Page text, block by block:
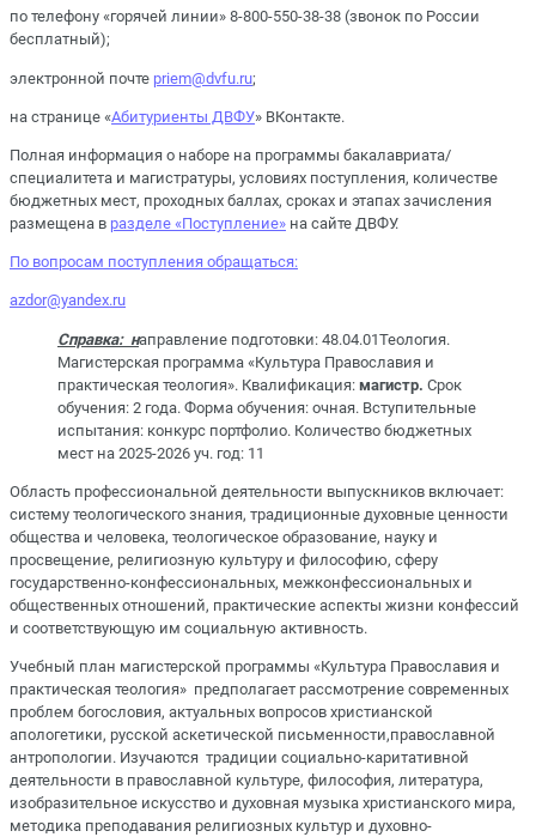
по телефону «горячей линии» 8-800-550-38-38 (звонок по России
бесплатный);
электронной почте priem@dvfu.ru;
на странице «Абитуриенты ДВФУ» ВКонтакте.
Полная информация о наборе на программы бакалавриата/
специалитета и магистратуры, условиях поступления, количестве
бюджетных мест, проходных баллах, сроках и этапах зачисления
размещена в разделе «Поступление» на сайте ДВФУ.
По вопросам поступления обращаться:
azdor@yandex.ru
Справка: направление подготовки: 48.04.01Теология.
Магистерская программа «Культура Православия и
практическая теология». Квалификация: магистр. Срок
обучения: 2 года. Форма обучения: очная. Вступительные
испытания: конкурс портфолио. Количество бюджетных
мест на 2025-2026 уч. год: 11
Область профессиональной деятельности выпускников включает:
систему теологического знания, традиционные духовные ценности
общества и человека, теологическое образование, науку и
просвещение, религиозную культуру и философию, сферу
государственно-конфессиональных, межконфессиональных и
общественных отношений, практические аспекты жизни конфессий
и соответствующую им социальную активность.
Учебный план магистерской программы «Культура Православия и
практическая теология» предполагает рассмотрение современных
проблем богословия, актуальных вопросов христианской
апологетики, русской аскетической письменности,православной
антропологии. Изучаются традиции социально-каритативной
деятельности в православной культуре, философия, литература,
изобразительное искусство и духовная музыка христианского мира,
методика преподавания религиозных культур и духовно-